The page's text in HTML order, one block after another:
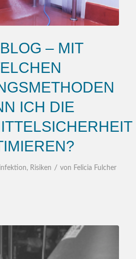
– MIT
ICH DIE
, Risiken / von Felicia Fulcher